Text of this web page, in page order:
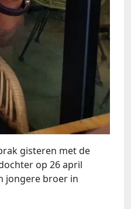
gisteren met de
op 26 april
jongere broer in